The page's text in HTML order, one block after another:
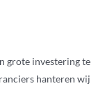
grote investering te
hanteren wij